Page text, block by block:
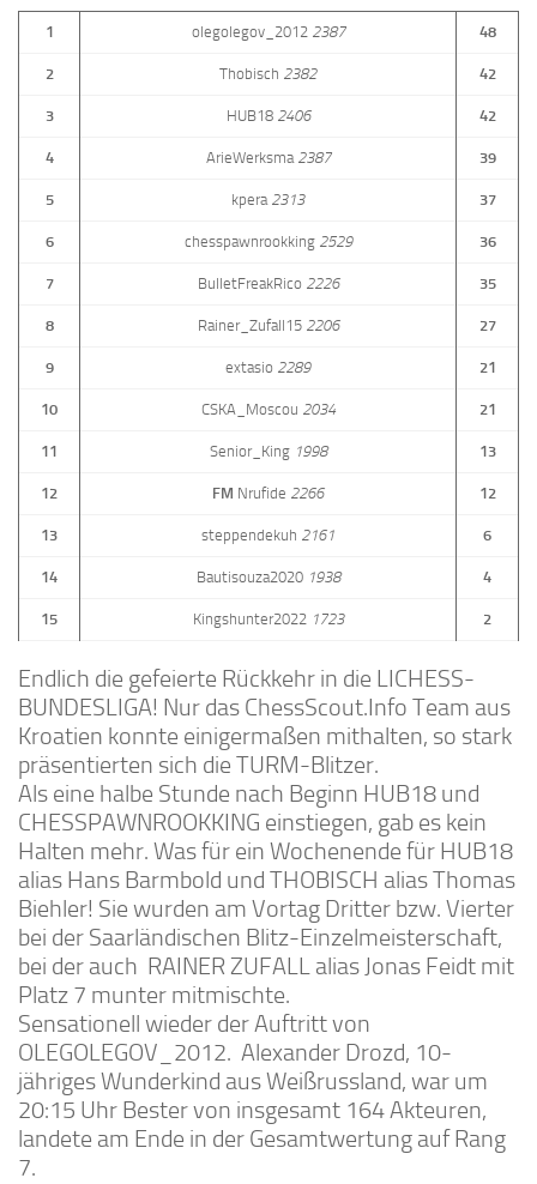
1 olegolegov_2012 2387 48
2 Thobisch 2382 42
3 HUB182406 42
4 ArieWerksma2387 39
5 kpera 2313 37
6 chesspawnrookking2529 36
7 BulletFreakRico 2226 35
8 Rainer_Zufall152206 27
9 extasio 2289 21
10 CSKA_Moscou 2034 21
11 Senior_King1998 13
12 FM Nrufide 2266 12
13 steppendekuh 2161 6
14 Bautisouza20201938 4
15 Kingshunter2022 1723 2
Endlich die gefeierte Rückkehr in die LICHESS-
BUNDESLIGA! Nur das ChessScout.Info Team aus
Kroatien konnte einigermaßen mithalten, so stark
präsentierten sich die TURM-Blitzer.
Als eine halbe Stunde nach Beginn HUB18 und
CHESSPAWNROOKKING einstiegen, gab es kein
Halten mehr. Was für ein Wochenende für HUB18
alias Hans Barmbold und THOBISCH alias Thomas
Biehler! Sie wurden am Vortag Dritter bzw. Vierter
bei der Saarländischen Blitz-Einzelmeisterschaft,
bei der auch RAINER ZUFALL alias Jonas Feidt mit
Platz 7 munter mitmischte.
Sensationell wieder der Auftritt von
OLEGOLEGOV_2012. Alexander Drozd, 10-
jähriges Wunderkind aus Weißrussland, war um
20:15 Uhr Bester von insgesamt 164 Akteuren,
landete am Ende in der Gesamtwertung auf Rang
7.